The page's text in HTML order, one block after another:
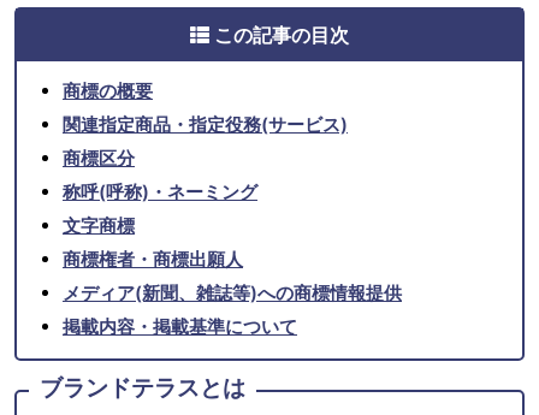
この記事の目次
商標の概要
関連指定商品・指定役務(サービス)
商標区分
称呼(呼称)・ネーミング
文字商標
商標権者・商標出願人
メディア(新聞、雑誌等)への商標情報提供
掲載内容・掲載基準について
ブランドテラスとは